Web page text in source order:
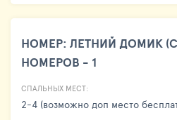
НОМЕР: ЛЕТНИЙ ДОМИК
НОМЕРОВ - 1
СПАЛЬНЫХ МЕСТ:
2-4 (возможно доп место